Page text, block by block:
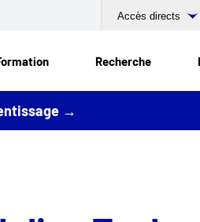
Accès directs
Recherche
→